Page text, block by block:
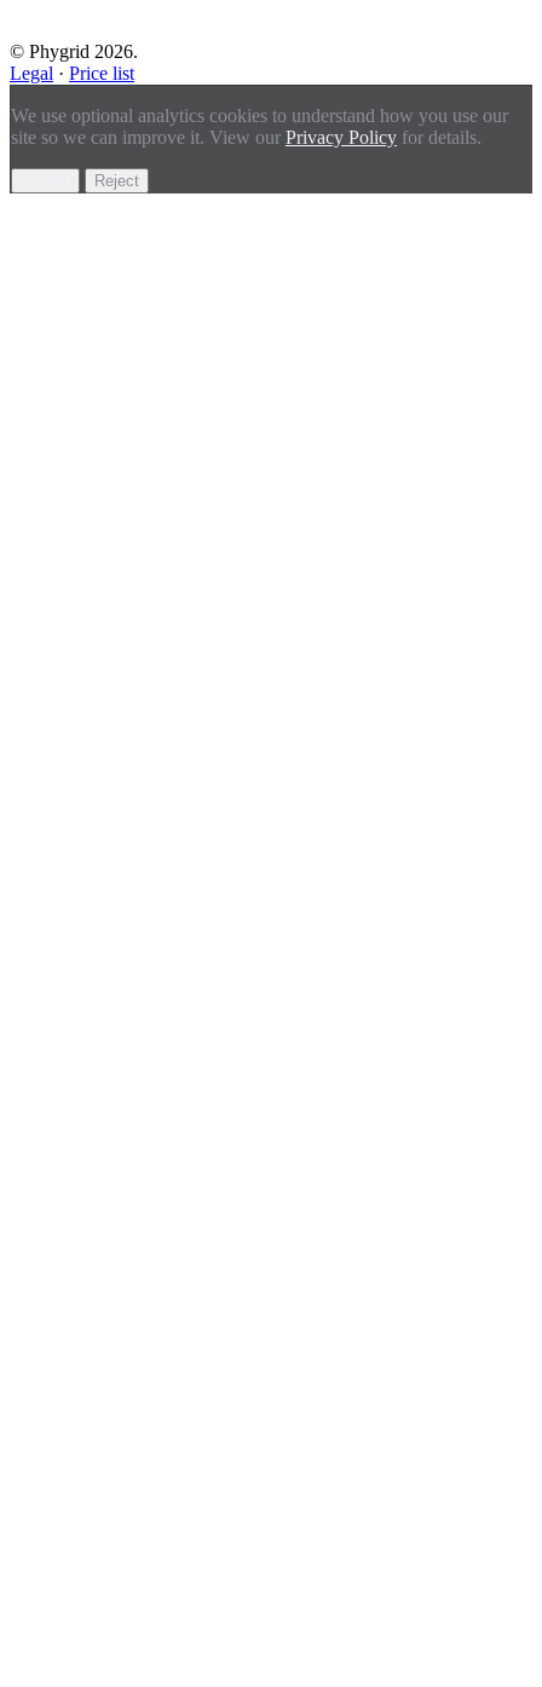
© Phygrid 2026.
Legal · Price list
We use optional analytics cookies to understand how you use our
site so we can improve it. View our Privacy Policy for details.
Reject